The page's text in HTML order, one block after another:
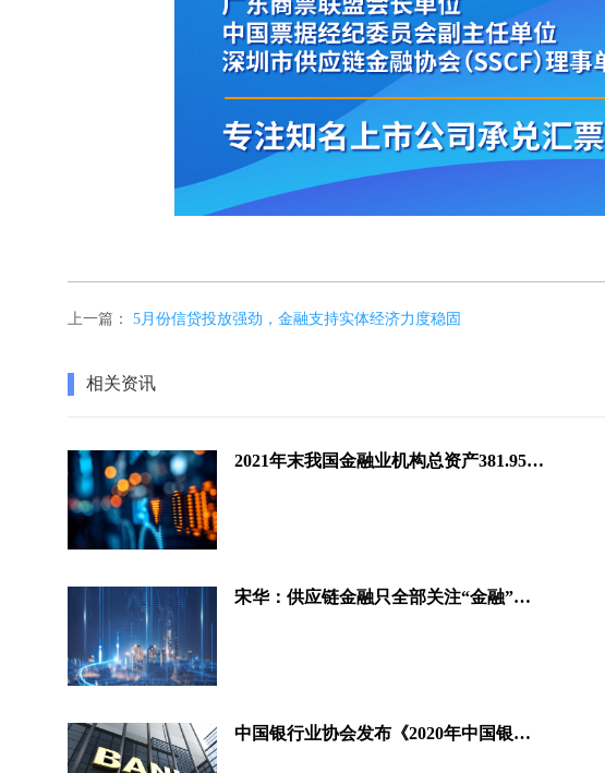
上一篇： 5月份信贷投放强劲，金融支持实体经济力度稳固
相关资讯
2021年末我国金融业机构总资产381.95万亿元
宋华：供应链金融只全部关注“金融”两个字，没有未来
中国银行业协会发布《2020年中国银行业社会责任报告》